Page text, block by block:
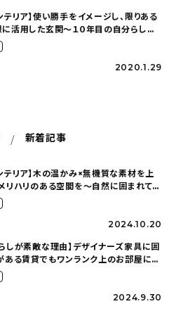
テリア】使い勝手をイメージし、限りある
活用した玄関～１０年目の自分らしい
さん）
2020.1.29
新着記事
テリア】木の温かみ×無機質な素材を上
リハリのある空間を〜自然に囲まれて暮
さん）
2024.10.20
しが素敵な理由】デザイナーズ家具に囲
ある賃貸でもワンランク上のお部屋に〜
暮らしのこと（_____chika708さん）
2024.9.30